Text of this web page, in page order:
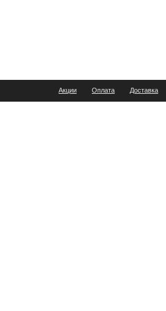
Акции Оплата Доставка